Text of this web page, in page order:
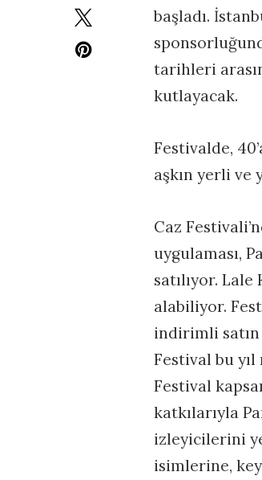
başladı.
tarihleri
kutlayacak.
Festivalde,
aşkın yerli ve
Caz
uygulaması,
satılıyor.
alabiliyor.
indirimli satın
Festival bu
Festival
katkılarıyla
izleyicilerini
isimlerine,